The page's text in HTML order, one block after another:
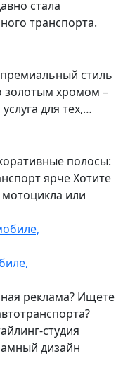
стала
транспорта.
стиль
золотым хромом –
для тех,…
полосы:
ярче Хотите
или
реклама? Ищете
студия
дизайн